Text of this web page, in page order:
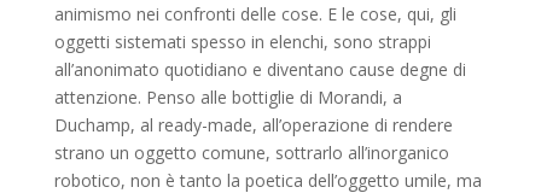
animismo nei confronti delle cose. E le cose, qui, gli
oggetti sistemati spesso in elenchi, sono strappi
all’anonimato quotidiano e diventano cause degne di
attenzione. Penso alle bottiglie di Morandi, a
Duchamp, al ready-made, all’operazione di rendere
strano un oggetto comune, sottrarlo all’inorganico
robotico, non è tanto la poetica dell’oggetto umile, ma